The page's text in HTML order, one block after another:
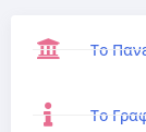
Το
Το